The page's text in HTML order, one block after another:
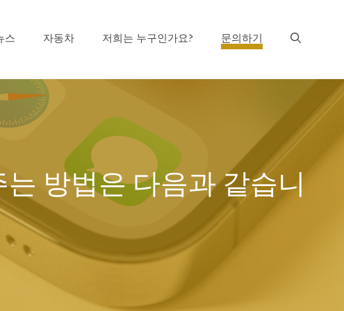
스 자동차 저희는 누구인가요? 문의하기
방법은 다음과 같습니